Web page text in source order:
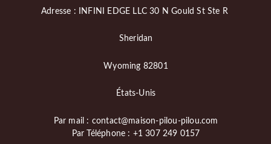
Adresse : INFINI EDGE LLC 30 N Gould St Ste R
Sheridan
Wyoming 82801
États-Unis
Par mail : contact@maison-pilou-pilou.com
Par Téléphone : +1 307 249 0157